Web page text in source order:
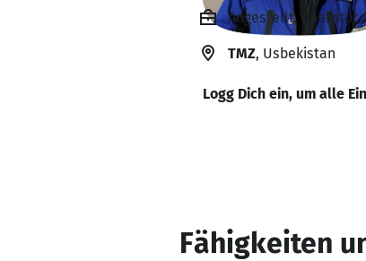
Angestellt, operator
TMZ, Usbekistan
Logg Dich ein, um alle
Fähigkeiten